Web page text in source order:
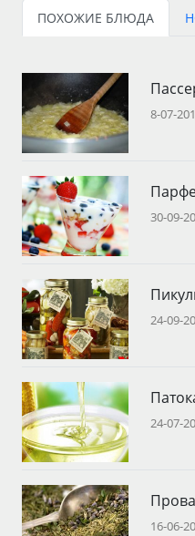
ПОХОЖИЕ БЛЮДА
8-07-
30-09-
24-09-
24-07-
16-06-